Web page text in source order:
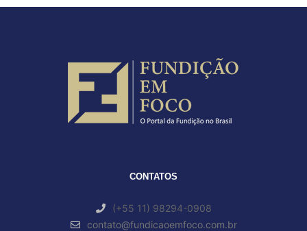
CONTATOS
(+55 11) 98294-0908
contato@fundicaoemfoco.com.br